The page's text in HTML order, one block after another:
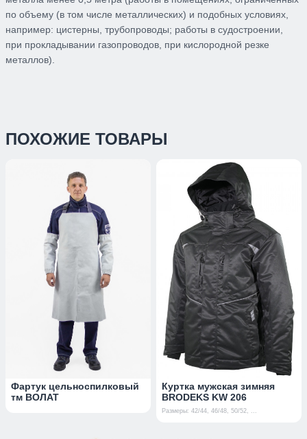
по объему (в том числе металлических) и подобных условиях,
например: цистерны, трубопроводы; работы в судостроении,
при прокладывании газопроводов, при кислородной резке
металлов).
ПОХОЖИЕ ТОВАРЫ
Фартук цельноспилковый
тм ВОЛАТ
Куртка мужская зимняя
BRODEKS KW 206
Размеры: 42/44, 46/48, 50/52, ...